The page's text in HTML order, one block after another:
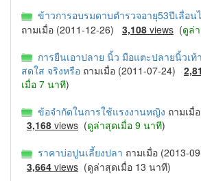
ข้าวการอบรมดาบตำรวจอายุ53ปีเลื่อ
ถามเมื่อ (2011-12-26) 3,108 views (ดูล่
การยืนเอาปลาย นิ้ว มือแตะปลายนิ้วเ
สดใส จริงหรือ ถามเมื่อ (2011-07-24)
เมื่อ 7 นาที)
ข้อจำกัดในการใช้แรงงานหญิง ถามเมื่
3,168 views (ดูล่าสุดเมื่อ 9 นาที)
ราคาบ่อปูนเลี้ยงปลา ถามเมื่อ (2013-
3,664 views (ดูล่าสุดเมื่อ 13 นาที)